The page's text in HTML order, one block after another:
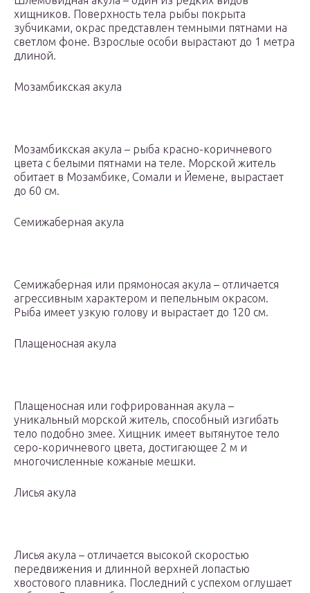
хищников. Поверхность тела рыбы покрыта
зубчиками, окрас представлен темными пятнами на
светлом фоне. Взрослые особи вырастают до 1 метра
длиной.
Мозамбикская акула
Мозамбикская акула – рыба красно-коричневого
цвета с белыми пятнами на теле. Морской житель
обитает в Мозамбике, Сомали и Йемене, вырастает
до 60 см.
Семижаберная акула
Семижаберная или прямоносая акула – отличается
агрессивным характером и пепельным окрасом.
Рыба имеет узкую голову и вырастает до 120 см.
Плащеносная акула
Плащеносная или гофрированная акула –
уникальный морской житель, способный изгибать
тело подобно змее. Хищник имеет вытянутое тело
серо-коричневого цвета, достигающее 2 м и
многочисленные кожаные мешки.
Лисья акула
Лисья акула – отличается высокой скоростью
передвижения и длинной верхней лопастью
хвостового плавника. Последний с успехом оглушает